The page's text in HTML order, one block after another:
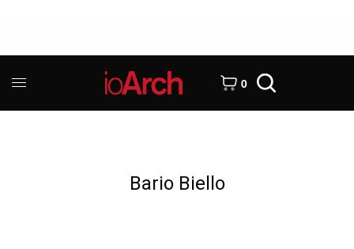
0
Bario Biello